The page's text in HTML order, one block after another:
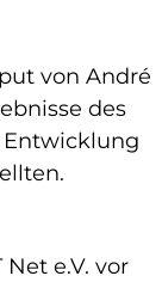
von André
des
Entwicklung
e.V. vor